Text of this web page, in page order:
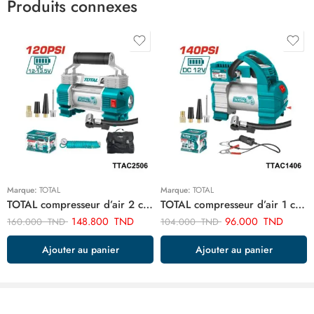
Produits connexes
Marque: TOTAL
TOTAL compresseur d’air 2 cylindre TTAC2506
160.000TND 148.800 TND
Ajouter au panier
Marque: TOTAL
TOTAL compresseur d’air 1 cylindre TTAC1406
104.000TND 96.000 TND
Ajouter au panier